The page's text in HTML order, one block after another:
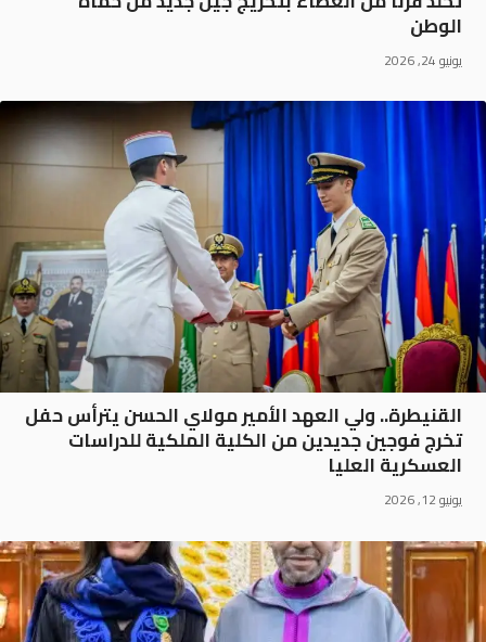
الوطن
يونيو 24, 2026
القنيطرة.. ولي العهد الأمير مولاي الحسن يترأس حفل
تخرج فوجين جديدين من الكلية الملكية للدراسات
العسكرية العليا
يونيو 12, 2026